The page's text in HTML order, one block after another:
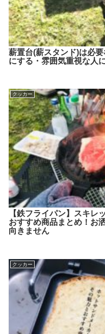
薪置台(薪スタンド)は必
にする・雰囲気重視な人
クッカー
【鉄フライパン】スキレ
おすすめ商品まとめ！お
向きません
クッカー